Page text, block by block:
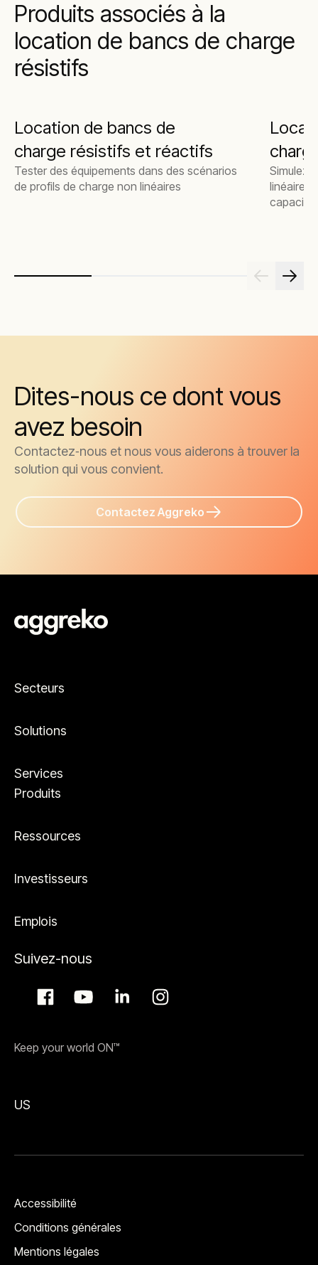
Produits associés à la
location de bancs de charge
résistifs
Location de bancs de
charge résistifs et réactifs
Tester des équipements dans des scénarios
de profils de charge non linéaires
Simulez
linéaires
capacitif
Dites-nous ce dont vous
avez besoin
Contactez‑nous et nous vous aiderons à trouver la
solution qui vous convient.
Contactez Aggreko
Secteurs
Solutions
Services
Produits
Ressources
Investisseurs
Emplois
Suivez-nous
Keep your world ON™
US
Accessibilité
Conditions générales
Mentions légales